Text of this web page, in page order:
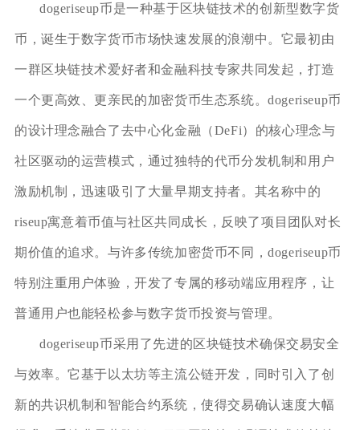
dogeriseup币是一种基于区块链技术的创新型数字货
币，诞生于数字货币市场快速发展的浪潮中。它最初由
一群区块链技术爱好者和金融科技专家共同发起，打造
一个更高效、更亲民的加密货币生态系统。dogeriseup币
的设计理念融合了去中心化金融（DeFi）的核心理念与
社区驱动的运营模式，通过独特的代币分发机制和用户
激励机制，迅速吸引了大量早期支持者。其名称中的
riseup寓意着币值与社区共同成长，反映了项目团队对长
期价值的追求。与许多传统加密货币不同，dogeriseup币
特别注重用户体验，开发了专属的移动端应用程序，让
普通用户也能轻松参与数字货币投资与管理。
dogeriseup币采用了先进的区块链技术确保交易安全
与效率。它基于以太坊等主流公链开发，同时引入了创
新的共识机制和智能合约系统，使得交易确认速度大幅